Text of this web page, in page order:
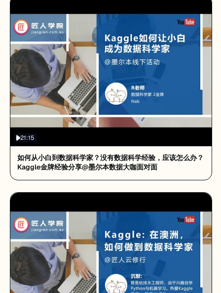
21:15
如何从小白到数据科学家？没有数据科学经验，应该怎么办？
Kaggle金牌经验分享@墨尔本数据大咖面对面